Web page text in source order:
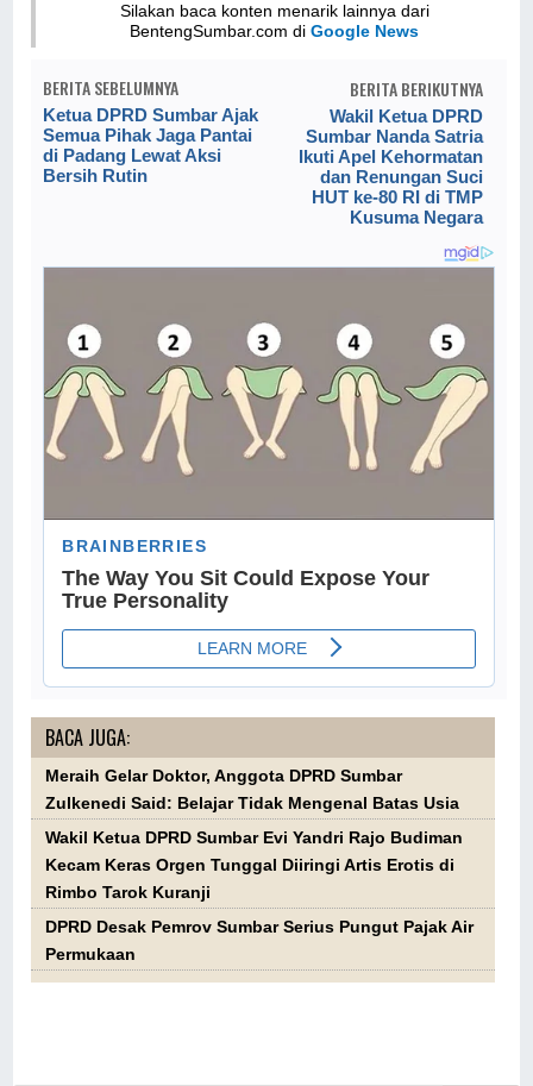
Silakan baca konten menarik lainnya dari
BentengSumbar.com diGoogle News
BERITA SEBELUMNYA
Ketua DPRD Sumbar Ajak
Semua Pihak Jaga Pantai
di Padang Lewat Aksi
Bersih Rutin
BERITA BERIKUTNYA
Wakil Ketua DPRD
Sumbar Nanda Satria
Ikuti Apel Kehormatan
dan Renungan Suci
HUT ke-80 RI di TMP
Kusuma Negara
BACA JUGA:
Meraih Gelar Doktor, Anggota DPRD Sumbar
Zulkenedi Said: Belajar Tidak Mengenal Batas Usia
Wakil Ketua DPRD Sumbar Evi Yandri Rajo Budiman
Kecam Keras Orgen Tunggal Diiringi Artis Erotis di
Rimbo Tarok Kuranji
DPRD Desak Pemrov Sumbar Serius Pungut Pajak Air
Permukaan